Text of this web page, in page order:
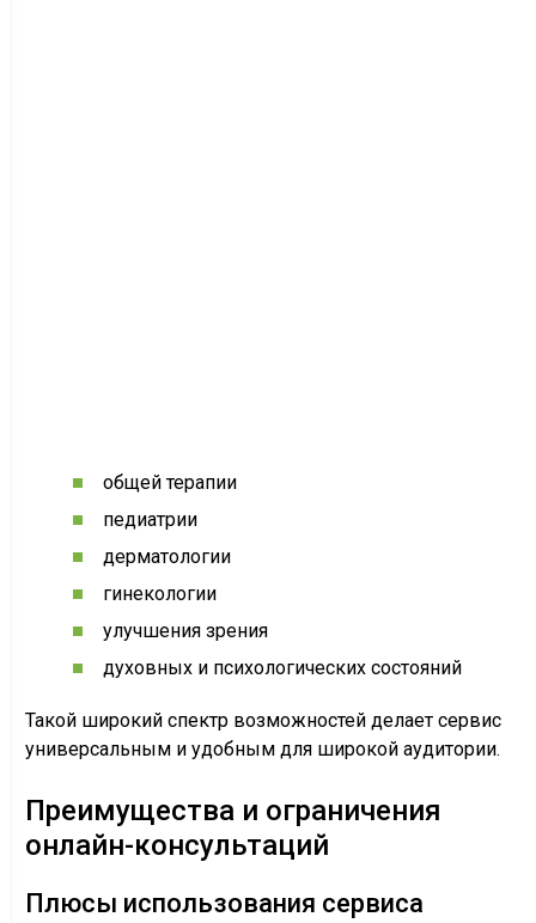
общей терапии
педиатрии
дерматологии
гинекологии
улучшения зрения
духовных и психологических состояний
Такой широкий спектр возможностей делает сервис
универсальным и удобным для широкой аудитории.
Преимущества и ограничения
онлайн-консультаций
Плюсы использования сервиса